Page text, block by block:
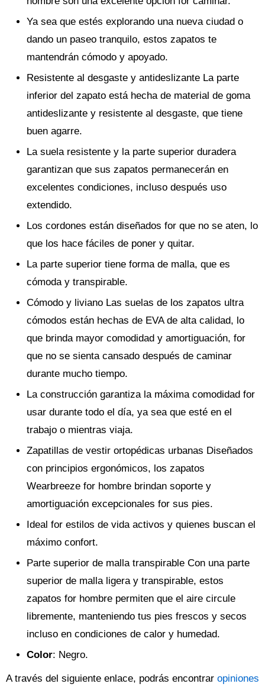
Ya sea que estés explorando una nueva ciudad o
dando un paseo tranquilo, estos zapatos te
mantendrán cómodo y apoyado.
Resistente al desgaste y antideslizante La parte
inferior del zapato está hecha de material de goma
antideslizante y resistente al desgaste, que tiene
buen agarre.
La suela resistente y la parte superior duradera
garantizan que sus zapatos permanecerán en
excelentes condiciones, incluso después uso
extendido.
Los cordones están diseñados for que no se aten, lo
que los hace fáciles de poner y quitar.
La parte superior tiene forma de malla, que es
cómoda y transpirable.
Cómodo y liviano Las suelas de los zapatos ultra
cómodos están hechas de EVA de alta calidad, lo
que brinda mayor comodidad y amortiguación, for
que no se sienta cansado después de caminar
durante mucho tiempo.
La construcción garantiza la máxima comodidad for
usar durante todo el día, ya sea que esté en el
trabajo o mientras viaja.
Zapatillas de vestir ortopédicas urbanas Diseñados
con principios ergonómicos, los zapatos
Wearbreeze for hombre brindan soporte y
amortiguación excepcionales for sus pies.
Ideal for estilos de vida activos y quienes buscan el
máximo confort.
Parte superior de malla transpirable Con una parte
superior de malla ligera y transpirable, estos
zapatos for hombre permiten que el aire circule
libremente, manteniendo tus pies frescos y secos
incluso en condiciones de calor y humedad.
Color: Negro.
A través del siguiente enlace, podrás encontrar opiniones